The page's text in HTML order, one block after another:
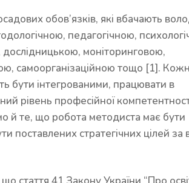
обов’язків, які вбачають
педагогічною,
моніторинговою,
самоорганізаційною тощо [1].
бути інтегрованими, працювати в
рівень професійної
й те, що робота методиста має бути
стратегічних цілей за